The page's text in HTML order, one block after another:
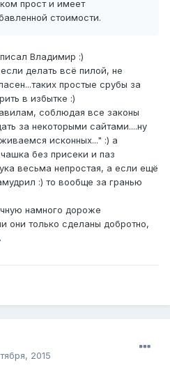
прост и имеет
стоимости.
Владимир :)
делать всё пилой, не
простые срубы за
в избытке :)
соблюдая все законы
за некоторыми сайтами....ну
исконных..." :) а
без присеки и паз
весьма непростая, а если ещё
:) то вообще за гранью
намного дороже
они только сделаны добротно,
2015